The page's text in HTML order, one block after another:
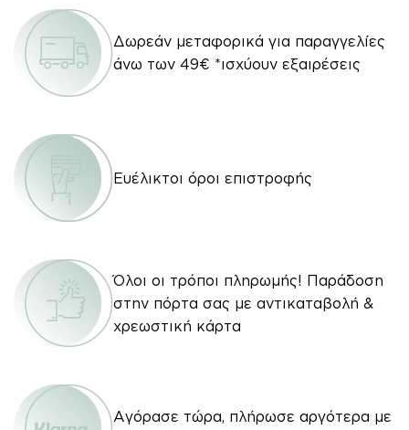
Δωρεάν μεταφορικά για παραγγελίες
άνω των 49€ *ισχύουν εξαιρέσεις
Ευέλικτοι όροι επιστροφής
Όλοι οι τρόποι πληρωμής! Παράδοση
στην πόρτα σας με αντικαταβολή &
χρεωστική κάρτα
Αγόρασε τώρα, πλήρωσε αργότερα με